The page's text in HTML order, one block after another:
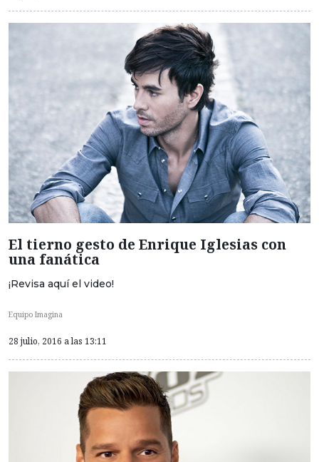
El tierno gesto de Enrique Iglesias con
una fanática
¡Revisa aquí el video!
Equipo Imagina
28 julio, 2016 a las 13:11